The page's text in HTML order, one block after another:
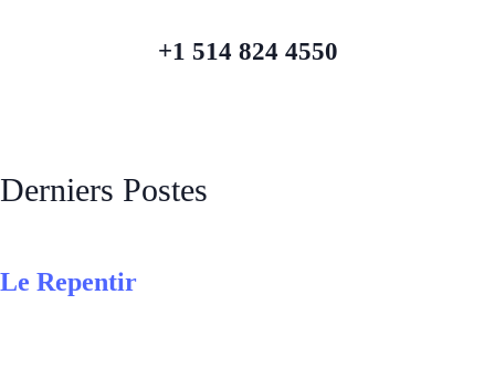
+1 514 824 4550
Derniers Postes
Le Repentir